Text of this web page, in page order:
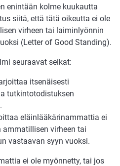
enintään kolme kuukautta
siitä, että tätä oikeutta ei ole
virheen tai laiminlyönnin
(Letter of Good Standing).
seuraavat seikat:
itsenäisesti
tutkintotodistuksen
eläinlääkärinammattia ei
virheen tai
vastaavan syyn vuoksi.
ei ole myönnetty, tai jos